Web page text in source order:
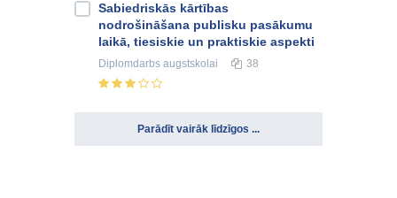
Sabiedriskās kārtības
nodrošināšana publisku pasākumu
laikā, tiesiskie un praktiskie aspekti
Diplomdarbs augstskolai 38
Parādīt vairāk līdzīgos ...